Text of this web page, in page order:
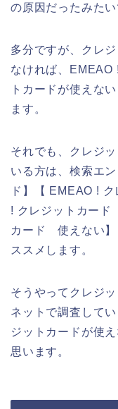
の原因だったみたい
多分ですが、クレ
なければ、EMEAO
トカードが使えな
ます。
それでも、クレジ
いる方は、検索エ
ド】【 EMEAO !
! クレジットカー
カード 使えない】
ススメします。
そうやってクレジ
ネットで調査して
ジットカードが使
思います。